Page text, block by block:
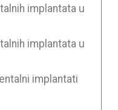
implantata u
implantata u
implantati